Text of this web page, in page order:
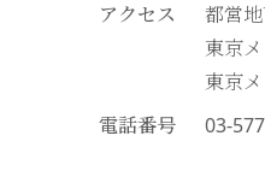
アクセス
都営
東京
東京
電話番号
03-